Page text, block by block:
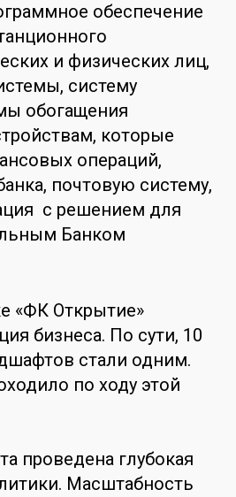
обеспечение
и физических лиц,
систему
обогащения
которые
операций,
почтовую систему,
с решением для
Банком
«ФК Открытие»
бизнеса. По сути, 10
стали одним.
по ходу этой
проведена глубокая
Масштабность